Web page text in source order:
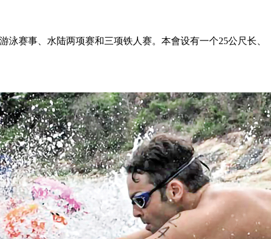
泳赛事、水陆两项赛和三项铁人赛。 本會设有一个25公尺长